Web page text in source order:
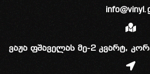
ვაჟა ფშაველას მე-2 კვარტ,